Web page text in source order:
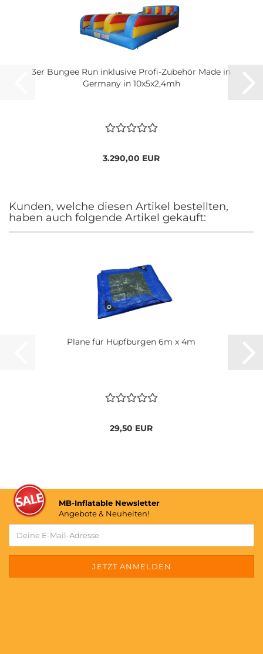
3er Bungee Run inklusive Profi-Zubehör Made in
Germany in 10x5x2,4mh
3.290,00 EUR
Kunden, welche diesen Artikel bestellten,
haben auch folgende Artikel gekauft:
Plane für Hüpfburgen 6m x 4m
29,50 EUR
MB-Inflatable Newsletter
Angebote & Neuheiten!